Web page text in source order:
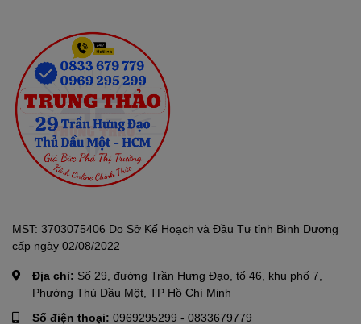
Đạt Chuẩn Màu Sắc PANTONE
gồm 110 tông màu da, mang lại màu sắc chính xác và sống
động trong từng cảnh phim.
Công Nghệ Motion Xcelerator &
Game Mode
MST: 3703075406 Do Sở Kế Hoạch và Đầu Tư tỉnh Bình Dương
cấp ngày 02/08/2022
Địa chỉ: Số 29, đường Trần Hưng Đạo, tổ 46, khu phố 7,
Phường Thủ Dầu Một, TP Hồ Chí Minh
Số điện thoại: 0969295299 - 0833679779